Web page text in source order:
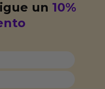
un10%